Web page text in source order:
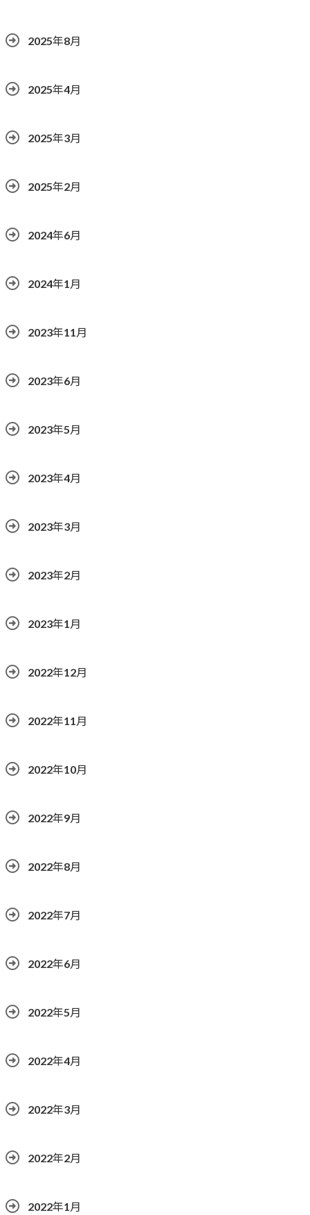
2025年8月
2025年4月
2025年3月
2025年2月
2024年6月
2024年1月
2023年11月
2023年6月
2023年5月
2023年4月
2023年3月
2023年2月
2023年1月
2022年12月
2022年11月
2022年10月
2022年9月
2022年8月
2022年7月
2022年6月
2022年5月
2022年4月
2022年3月
2022年2月
2022年1月